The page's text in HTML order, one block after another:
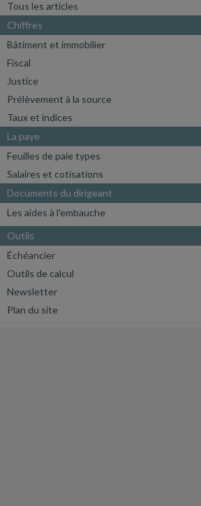
Tous les articles
Chiffres
Bâtiment et immobilier
Fiscal
Justice
Prélèvement à la source
Taux et indices
La paye
Feuilles de paie types
Salaires et cotisations
Documents du dirigeant
Les aides à l'embauche
Outils
Échéancier
Outils de calcul
Newsletter
Plan du site